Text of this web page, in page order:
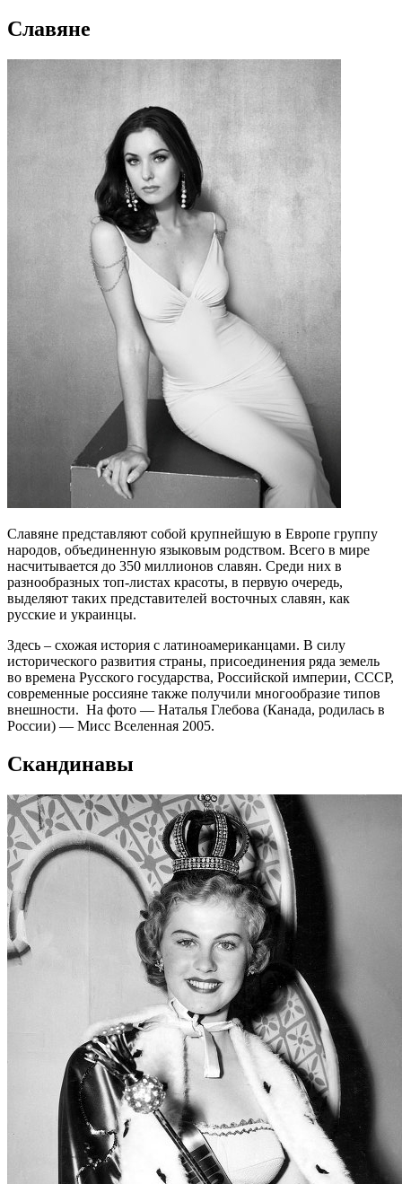
Славяне
Славяне представляют собой крупнейшую в Европе группу
народов, объединенную языковым родством. Всего в мире
насчитывается до 350 миллионов славян. Среди них в
разнообразных топ-листах красоты, в первую очередь,
выделяют таких представителей восточных славян, как
русские и украинцы.
Здесь – схожая история с латиноамериканцами. В силу
исторического развития страны, присоединения ряда земель
во времена Русского государства, Российской империи, СССР,
современные россияне также получили многообразие типов
внешности. На фото — Наталья Глебова (Канада, родилась в
России) — Мисс Вселенная 2005.
Скандинавы